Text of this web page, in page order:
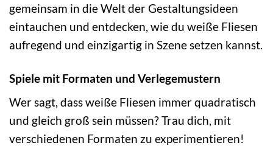
gemeinsam in die Welt der Gestaltungsideen
eintauchen und entdecken, wie du weiße Fliesen
aufregend und einzigartig in Szene setzen kannst.
Spiele mit Formaten und Verlegemustern
Wer sagt, dass weiße Fliesen immer quadratisch
und gleich groß sein müssen? Trau dich, mit
verschiedenen Formaten zu experimentieren!